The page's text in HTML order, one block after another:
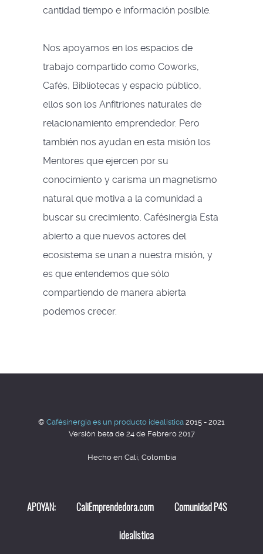
cantidad tiempo e información posible.
Nos apoyamos en los espacios de
trabajo compartido como Coworks,
Cafés, Bibliotecas y espacio público,
ellos son los Anfitriones naturales de
relacionamiento emprendedor. Pero
también nos ayudan en esta misión los
Mentores que ejercen por su
conocimiento y carisma un magnetismo
natural que motiva a la comunidad a
buscar su crecimiento. Cafésinergia Esta
abierto a que nuevos actores del
ecosistema se unan a nuestra misión, y
es que entendemos que sólo
compartiendo de manera abierta
podemos crecer.
© Cafésinergia es un producto idealistica 2015 - 2021
Versión beta de 24 de Febrero 2017
Hecho en Cali, Colombia
APOYAN: CaliEmprendedora.com
Comunidad P4S
idealistica